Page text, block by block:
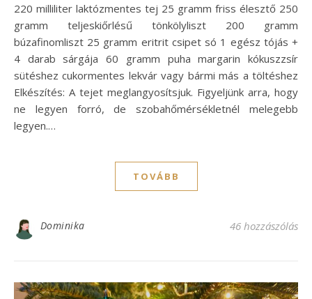
220 milliliter laktózmentes tej 25 gramm friss élesztő 250
gramm teljeskiőrlésű tönkölyliszt 200 gramm
búzafinomliszt 25 gramm eritrit csipet só 1 egész tójás +
4 darab sárgája 60 gramm puha margarin kókuszzsír
sütéshez cukormentes lekvár vagy bármi más a töltéshez
Elkészítés: A tejet meglangyosítsjuk. Figyeljünk arra, hogy
ne legyen forró, de szobahőmérsékletnél melegebb
legyen.…
TOVÁBB
Dominika 46 hozzászólás